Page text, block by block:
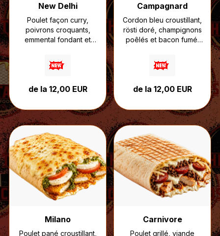
New Delhi
Poulet façon curry,
poivrons croquants,
emmental fondant et
onctueuse.
Un tacos aux inspirations
relevé juste comme il
de caractère.
de la 12,00 EUR
Campagnard
Cordon bleu croustillant,
rösti doré, champignons
poêlés et bacon fumé,
fromagère puis gratinés
à la raclette.
réconfortante, pensée
fromage et de textures
généreuses.
de la 12,00 EUR
Milano
Poulet pané croustillant,
Carnivore
Poulet grillé, viande